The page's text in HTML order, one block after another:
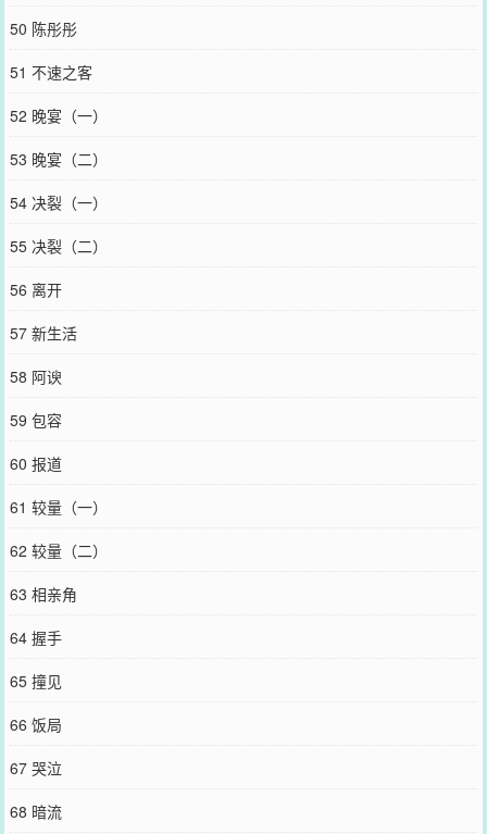
50 陈彤彤
51 不速之客
52 晚宴（一）
53 晚宴（二）
54 决裂（一）
55 决裂（二）
56 离开
57 新生活
58 阿谀
59 包容
60 报道
61 较量（一）
62 较量（二）
63 相亲角
64 握手
65 撞见
66 饭局
67 哭泣
68 暗流